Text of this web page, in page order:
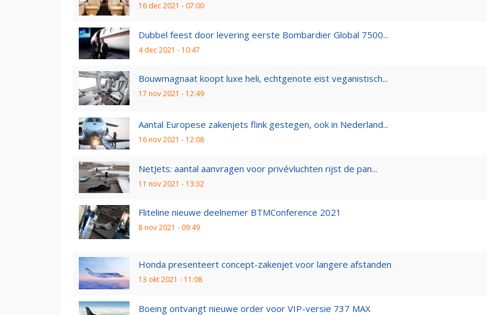
16 dec 2021 - 07:00
Dubbel feest door levering eerste Bombardier Global 7500...
4 dec 2021 - 10:47
Bouwmagnaat koopt luxe heli, echtgenote eist veganistisch...
17 nov 2021 - 12:49
Aantal Europese zakenjets flink gestegen, ook in Nederland...
16 nov 2021 - 12:08
NetJets: aantal aanvragen voor privévluchten rijst de pan...
11 nov 2021 - 13:32
Fliteline nieuwe deelnemer BTMConference 2021
8 nov 2021 - 09:49
Honda presenteert concept-zakenjet voor langere afstanden
13 okt 2021 - 11:08
Boeing ontvangt nieuwe order voor VIP-versie 737 MAX